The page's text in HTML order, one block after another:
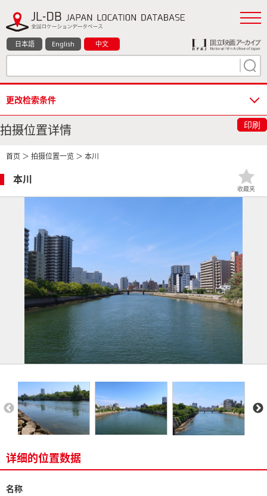
日本語 English 中文
更改检索条件
拍摄位置详情 印刷
首页 ＞ 拍摄位置一览 ＞ 本川
本川
收藏夹
详细的位置数据
名称